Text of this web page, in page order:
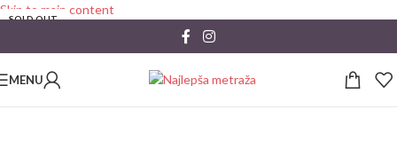
Skip to main content
MENU
SOLD OUT